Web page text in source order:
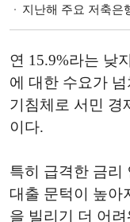
지난해 주요 저축은행 부동
연 15.9%라는 낮
에 대한 수요가
기침체로 서민 경
이다.
특히 급격한 금리
대출 문턱이 높아
을 빌리기 더 어